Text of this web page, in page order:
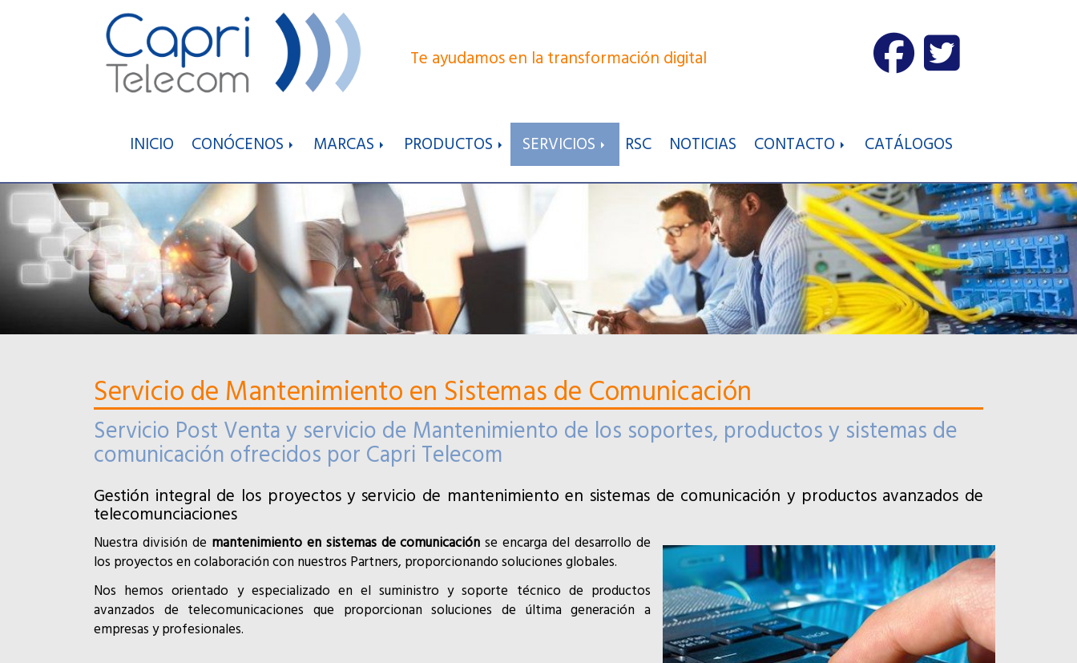
Te ayudamos en la transformación digital
INICIO CONÓCENOS MARCAS PRODUCTOS SERVICIOS RSC NOTICIAS CONTACTO CATÁLOGOS
Servicio de Mantenimiento en Sistemas de Comunicación
Servicio Post Venta y servicio de Mantenimiento de los soportes, productos y sistemas de
comunicación ofrecidos por Capri Telecom
Gestión integral de los proyectos y servicio de mantenimiento en sistemas de comunicación y productos avanzados de
telecomunciaciones
Nuestra división de mantenimiento en sistemas de comunicación se encarga del desarrollo de
los proyectos en colaboración con nuestros Partners, proporcionando soluciones globales.
Nos hemos orientado y especializado en el suministro y soporte técnico de productos
avanzados de telecomunicaciones que proporcionan soluciones de última generación a
empresas y profesionales.